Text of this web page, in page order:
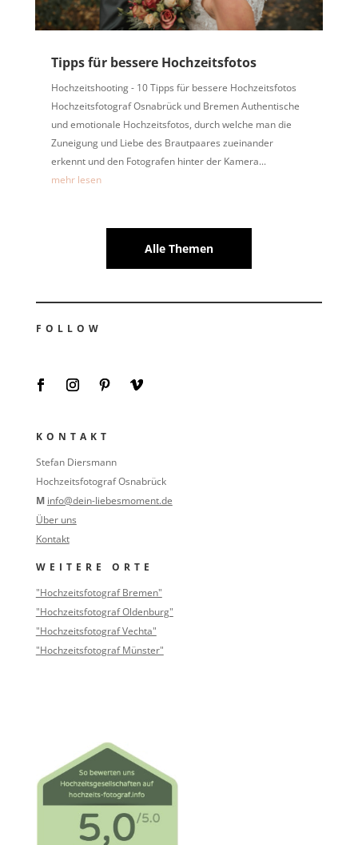
Tipps für bessere Hochzeitsfotos
Hochzeitshooting - 10 Tipps für bessere Hochzeitsfotos
Hochzeitsfotograf Osnabrück und Bremen Authentische
und emotionale Hochzeitsfotos, durch welche man die
Zuneigung und Liebe des Brautpaares zueinander
erkennt und den Fotografen hinter der Kamera...
mehr lesen
Alle Themen
FOLLOW
KONTAKT
Stefan Diersmann
Hochzeitsfotograf Osnabrück
M info@dein-liebesmoment.de
Über uns
Kontakt
WEITERE ORTE
"Hochzeitsfotograf Bremen"
"Hochzeitsfotograf Oldenburg"
"Hochzeitsfotograf Vechta"
"Hochzeitsfotograf Münster"